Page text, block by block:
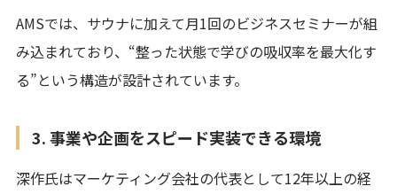
AMSでは、サウナに加えて月1回のビジネスセミナーが組
み込まれており、“整った状態で学びの吸収率を最大化す
る”という構造が設計されています。
3. 事業や企画をスピード実装できる環境
深作氏はマーケティング会社の代表として12年以上の経